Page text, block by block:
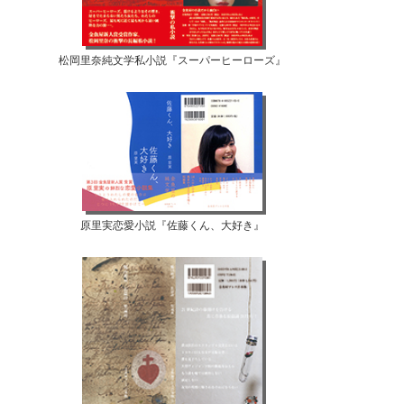
松岡里奈純文学私小説『スーパーヒーローズ』
原里実恋愛小説『佐藤くん、大好き』